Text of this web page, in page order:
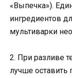
«Выпечка»).
ингредиентов
мультиварки
2. При разливе
лучше оставить